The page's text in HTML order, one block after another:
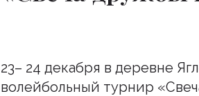
23– 24 декабря в деревне
волейбольный турнир